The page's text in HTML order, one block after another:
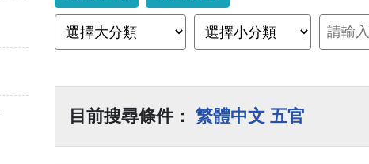
目前搜尋條件： 繁體中文 五官